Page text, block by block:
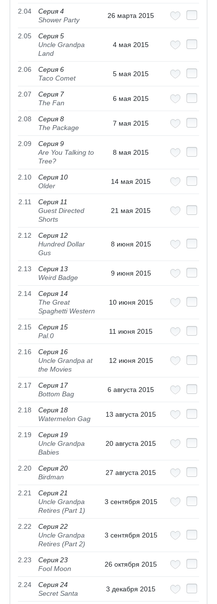
2.04
Серия 4
Shower Party
26 марта 2015
2.05
Серия 5
Uncle Grandpa
Land
4 мая 2015
2.06
Серия 6
Taco Comet
5 мая 2015
2.07
Серия 7
The Fan
6 мая 2015
2.08
Серия 8
The Package
7 мая 2015
2.09
Серия 9
Are You Talking to
Tree?
8 мая 2015
2.10
Серия 10
Older
14 мая 2015
2.11
Серия 11
Guest Directed
Shorts
21 мая 2015
2.12
Серия 12
Hundred Dollar
Gus
8 июня 2015
2.13
Серия 13
Weird Badge
9 июня 2015
2.14
Серия 14
The Great
Spaghetti Western
10 июня 2015
2.15
Серия 15
Pal.0
11 июня 2015
2.16
Серия 16
Uncle Grandpa at
the Movies
12 июня 2015
2.17
Серия 17
Bottom Bag
6 августа 2015
2.18
Серия 18
Watermelon Gag
13 августа 2015
2.19
Серия 19
Uncle Grandpa
Babies
20 августа 2015
2.20
Серия 20
Birdman
27 августа 2015
2.21
Серия 21
Uncle Grandpa
Retires (Part 1)
3 сентября 2015
2.22
Серия 22
Uncle Grandpa
Retires (Part 2)
3 сентября 2015
2.23
Серия 23
Fool Moon
26 октября 2015
2.24
Серия 24
Secret Santa
3 декабря 2015